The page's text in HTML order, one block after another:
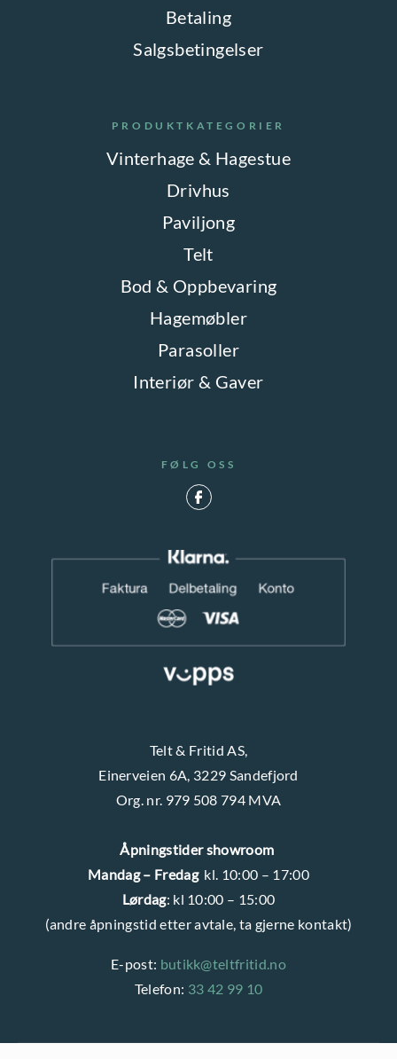
Betaling
Salgsbetingelser
PRODUKTKATEGORIER
Vinterhage & Hagestue
Drivhus
Paviljong
Telt
Bod & Oppbevaring
Hagemøbler
Parasoller
Interiør & Gaver
FØLG OSS
Telt & Fritid AS,
Einerveien 6A, 3229 Sandefjord
Org. nr. 979 508 794 MVA
Åpningstider showroom
Mandag – Fredagkl. 10:00 – 17:00
Lørdag: kl 10:00 – 15:00
(andre åpningstid etter avtale, ta gjerne kontakt)
E-post: butikk@teltfritid.no
Telefon: 33 42 99 10